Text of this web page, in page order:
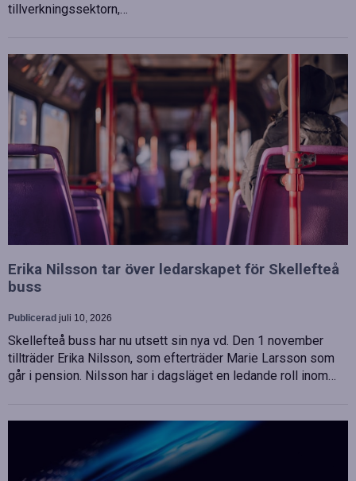
tillverkningssektorn,…
Erika Nilsson tar över ledarskapet för Skellefteå
buss
Publicerad juli 10, 2026
Skellefteå buss har nu utsett sin nya vd. Den 1 november
tillträder Erika Nilsson, som efterträder Marie Larsson som
går i pension. Nilsson har i dagsläget en ledande roll inom…